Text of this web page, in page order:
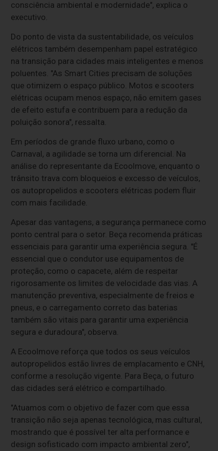
consciência ambiental e modernidade", explica o
executivo.
Do ponto de vista da sustentabilidade, os veículos
elétricos também desempenham papel estratégico
na transição para cidades mais inteligentes e menos
poluentes. "As Smart Cities precisam de soluções
que otimizem o espaço público. Motos e scooters
elétricas ocupam menos espaço, não emitem gases
de efeito estufa e contribuem para a redução da
poluição sonora", ressalta.
Em períodos de grande fluxo urbano, como o
Carnaval, a agilidade se torna um diferencial. Na
análise do representante da Ecoolmove, enquanto o
trânsito trava com bloqueios e excesso de veículos,
os autopropelidos e scooters elétricas podem fluir
com mais facilidade.
Apesar das vantagens, a segurança permanece como
ponto central para o setor. Beça recomenda práticas
essenciais para garantir uma experiência segura. "É
essencial que o condutor use equipamentos de
proteção, como o capacete, além de respeitar
rigorosamente os limites de velocidade das vias. A
manutenção preventiva, especialmente de freios e
pneus, e o carregamento correto das baterias
também são vitais para garantir uma experiência
segura e duradoura", observa.
A Ecoolmove reforça que todos os seus veículos
autopropelidos estão livres de emplacamento e CNH,
conforme a resolução vigente. Para Beça, o futuro
das cidades será elétrico e compartilhado.
"Atuamos com o objetivo de fazer com que essa
transição não seja apenas tecnológica, mas cultural,
mostrando que é possível ter alta performance e
design sofisticado com impacto ambiental zero",